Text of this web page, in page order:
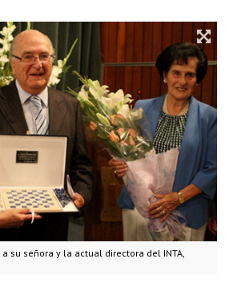
su señora y la actual directora del INTA,